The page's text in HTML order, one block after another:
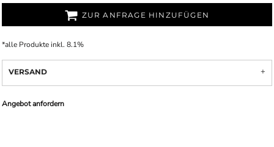
ZUR ANFRAGE HINZUFÜGEN
*alle Produkte inkl. 8.1%
VERSAND
Angebot anfordern